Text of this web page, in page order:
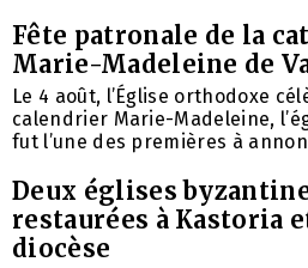
Fête patronale de la
Marie-Madeleine de
Le 4 août, l’Église orthodoxe
calendrier Marie-Madeleine,
fut l’une des premières à
Deux églises
restaurées à Kastoria
diocèse